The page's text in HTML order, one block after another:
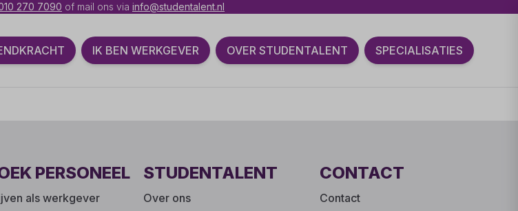
270 7090 of mail ons via info@studentalent.nl
IK BEN WERKGEVER OVER STUDENTALENT SPECIALISATIES
PERSONEEL
als werkgever
STUDENTALENT
Over ons
CONTACT
Contact